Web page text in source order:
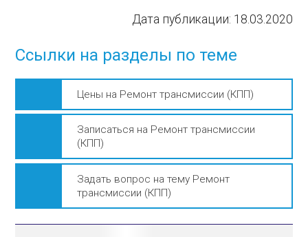
Дата публикации: 18.03.2020
Ссылки на разделы по теме
Цены на Ремонт трансмиссии (КПП)
Записаться на Ремонт трансмиссии
(КПП)
Задать вопрос на тему Ремонт
трансмиссии (КПП)